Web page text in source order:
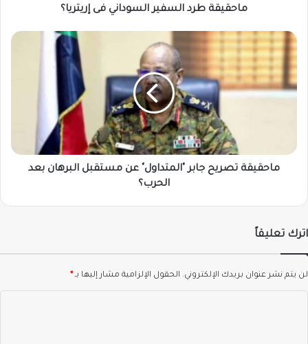
ماحقيقة طرد السفير السوداني فى إريتريا؟
ماحقيقة
تصريح
جابر
"المتداول"
عن
الحرب؟
ماحقيقة تصريح جابر "المتداول" عن مستقبل البرهان بعد
الحرب؟
اترك تعليقاً
لن يتم نشر عنوان بريدك الإلكتروني. الحقول الإلزامية مشار إليها بـ*